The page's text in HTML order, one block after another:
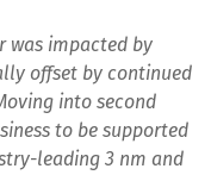
was impacted by
offset by continued
into second
to be supported
leading 3 nm and